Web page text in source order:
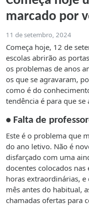
marcado por
11 de setembro, 2024
Começa hoje, 12 de
escolas abrirão as
os problemas de anos
os que se agravaram,
como é do
tendência é para que se
• Falta de
Este é o problema que
do ano letivo. Não é
disfarçado com uma
docentes colocados
horas extraordinárias, e
mês antes do habitual,
chamadas ofertas para